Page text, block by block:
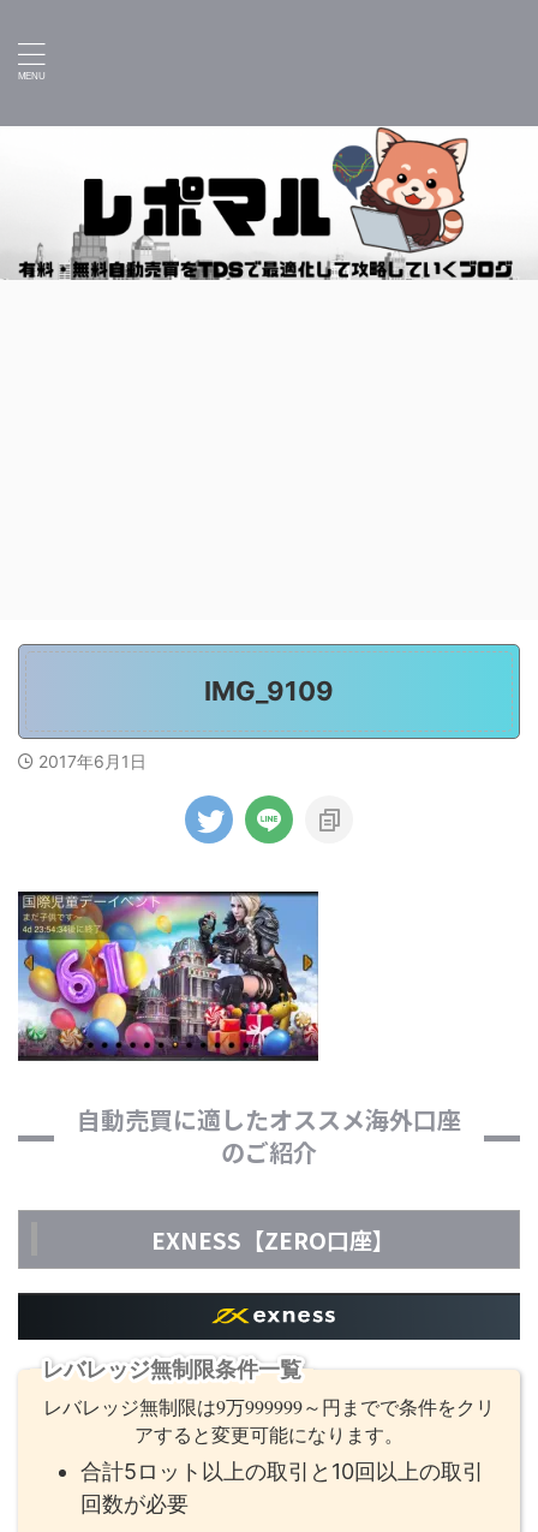
IMG_9109
2017年6月1日
自動売買に適したオススメ海外口座
のご紹介
EXNESS【ZERO口座】
レバレッジ無制限条件一覧
レバレッジ無制限は9万999999～円までで条件をクリ
アすると変更可能になります。
合計5ロット以上の取引と10回以上の取引
回数が必要